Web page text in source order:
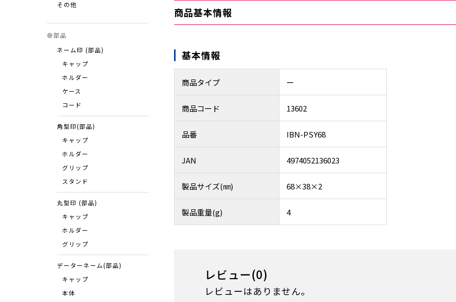
その他
●部品
ネーム印 (部品)
キャップ
ホルダー
ケース
コード
角型印(部品)
キャップ
ホルダー
グリップ
スタンド
丸型印 (部品)
キャップ
ホルダー
グリップ
データーネーム(部品)
キャップ
本体
商品基本情報
基本情報
商品タイプ ー
商品コード 13602
品番 IBN-PSY68
JAN 4974052136023
製品サイズ(㎜) 68×38×2
製品重量(g) 4
レビュー(0)
レビューはありません。